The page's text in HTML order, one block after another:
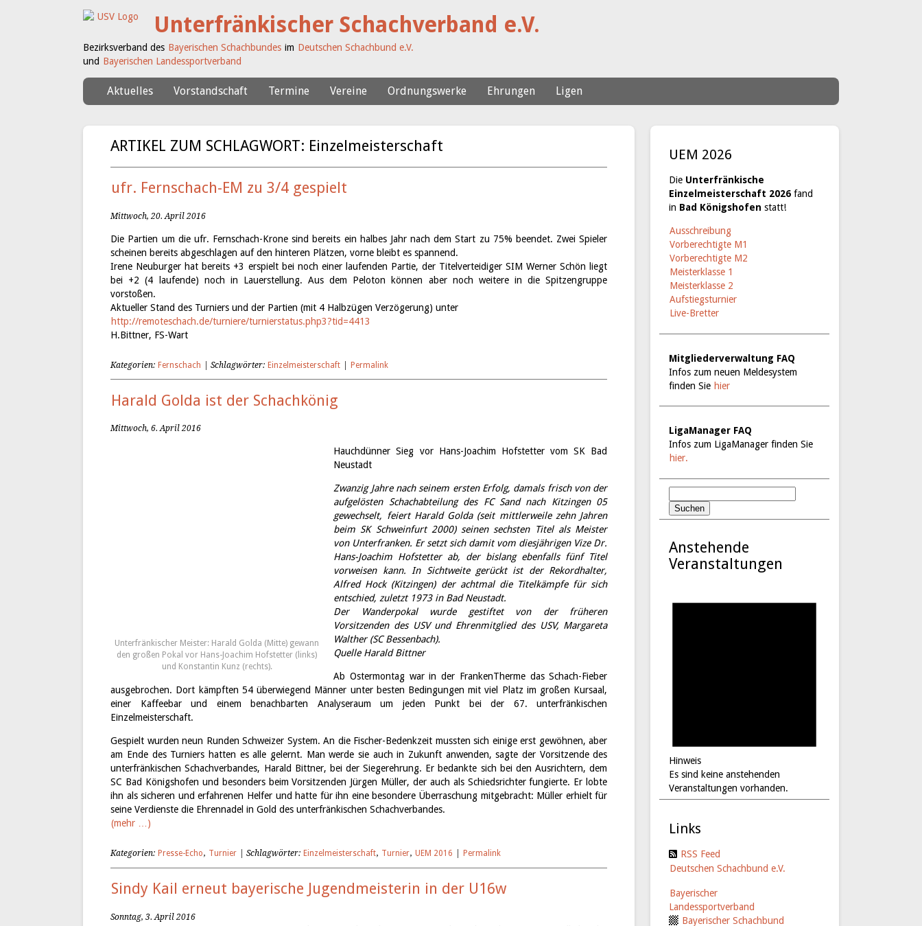
Unterfränkischer Schachverband e.V.
Bezirksverband des Bayerischen Schachbundes im Deutschen Schachbund e.V.
und Bayerischen Landessportverband
Aktuelles Vorstandschaft Termine Vereine Ordnungswerke Ehrungen Ligen
ARTIKEL ZUM SCHLAGWORT: Einzelmeisterschaft
ufr. Fernschach-EM zu 3/4 gespielt
Mittwoch, 20. April 2016
Die Partien um die ufr. Fernschach-Krone sind bereits ein halbes Jahr nach dem Start zu 75% beendet. Zwei Spieler
scheinen bereits abgeschlagen auf den hinteren Plätzen, vorne bleibt es spannend.
Irene Neuburger hat bereits +3 erspielt bei noch einer laufenden Partie, der Titelverteidiger SIM Werner Schön liegt
bei +2 (4 laufende) noch in Lauerstellung. Aus dem Peloton können aber noch weitere in die Spitzengruppe
vorstoßen.
Aktueller Stand des Turniers und der Partien (mit 4 Halbzügen Verzögerung) unter
http://remoteschach.de/turniere/turnierstatus.php3?tid=4413
H.Bittner, FS-Wart
Kategorien: Fernschach | Schlagwörter: Einzelmeisterschaft Permalink
Harald Golda ist der Schachkönig
Mittwoch, 6. April 2016
Unterfränkischer Meister: Harald Golda (Mitte) gewann
den großen Pokal vor Hans-Joachim Hofstetter (links)
und Konstantin Kunz (rechts).
Hauchdünner Sieg vor Hans-Joachim Hofstetter vom SK Bad
Neustadt
Zwanzig Jahre nach seinem ersten Erfolg, damals frisch von der
aufgelösten Schachabteilung des FC Sand nach Kitzingen 05
gewechselt, feiert Harald Golda (seit mittlerweile zehn Jahren
beim SK Schweinfurt 2000) seinen sechsten Titel als Meister
von Unterfranken. Er setzt sich damit vom diesjährigen Vize Dr.
Hans-Joachim Hofstetter ab, der bislang ebenfalls fünf Titel
vorweisen kann. In Sichtweite gerückt ist der Rekordhalter,
Alfred Hock (Kitzingen) der achtmal die Titelkämpfe für sich
entschied, zuletzt 1973 in Bad Neustadt.
Der Wanderpokal wurde gestiftet von der früheren
Vorsitzenden des USV und Ehrenmitglied des USV, Margareta
Walther (SC Bessenbach).
Quelle Harald Bittner
Ab Ostermontag war in der FrankenTherme das Schach-Fieber
ausgebrochen. Dort kämpften 54 überwiegend Männer unter besten Bedingungen mit viel Platz im großen Kursaal,
einer Kaffeebar und einem benachbarten Analyseraum um jeden Punkt bei der 67. unterfränkischen
Einzelmeisterschaft.
Gespielt wurden neun Runden Schweizer System. An die Fischer-Bedenkzeit mussten sich einige erst gewöhnen, aber
am Ende des Turniers hatten es alle gelernt. Man werde sie auch in Zukunft anwenden, sagte der Vorsitzende des
unterfränkischen Schachverbandes, Harald Bittner, bei der Siegerehrung. Er bedankte sich bei den Ausrichtern, dem
SC Bad Königshofen und besonders beim Vorsitzenden Jürgen Müller, der auch als Schiedsrichter fungierte. Er lobte
ihn als sicheren und erfahrenen Helfer und hatte für ihn eine besondere Überraschung mitgebracht: Müller erhielt für
seine Verdienste die Ehrennadel in Gold des unterfränkischen Schachverbandes.
(mehr …)
Kategorien: Presse-Echo, Turnier | Schlagwörter: Einzelmeisterschaft, Turnier, UEM 2016 Permalink
Sindy Kail erneut bayerische Jugendmeisterin in der U16w
Sonntag, 3. April 2016
UEM 2026
Die Unterfränkische
Einzelmeisterschaft 2026 fand
in Bad Königshofen statt!
Ausschreibung
Vorberechtigte M1
Vorberechtigte M2
Meisterklasse 1
Meisterklasse 2
Aufstiegsturnier
Live-Bretter
Mitgliederverwaltung FAQ
Infos zum neuen Meldesystem
finden Sie hier
LigaManager FAQ
Infos zum LigaManager finden Sie
hier.
Anstehende
Veranstaltungen
Hinweis
Es sind keine anstehenden
Veranstaltungen vorhanden.
Links
RSS Feed
Deutschen Schachbund e.V.
Bayerischer
Landessportverband
Bayerischer Schachbund